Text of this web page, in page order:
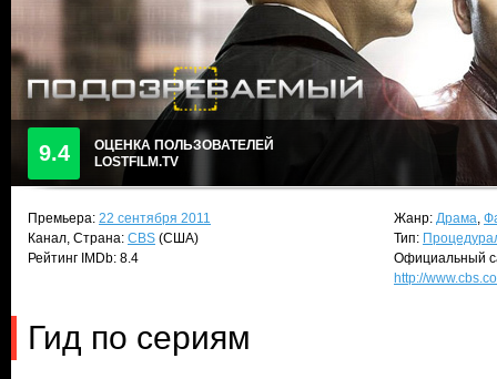
9.4
ОЦЕНКА ПОЛЬЗОВАТЕЛЕЙ
LOSTFILM.TV
Премьера: 22 сентября 2011
Канал, Страна: CBS (США)
Рейтинг IMDb: 8.4
Жанр: Драма,
Тип:
Официальный
http://
Гид по сериям